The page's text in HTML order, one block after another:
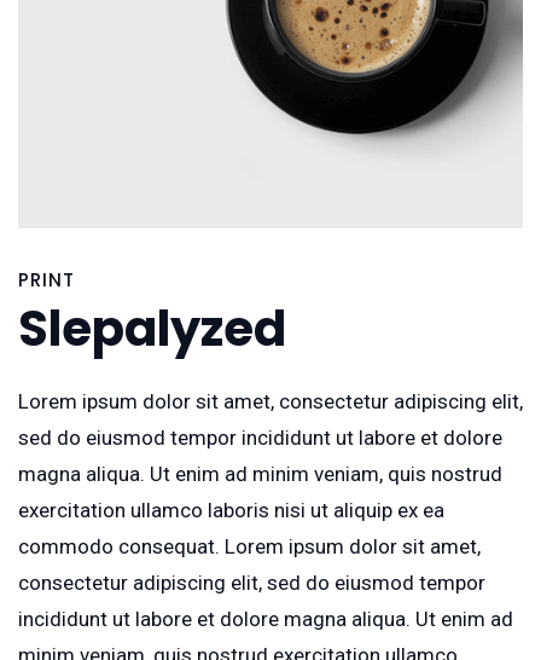
PRINT
Slepalyzed
Lorem ipsum dolor sit amet, consectetur adipiscing elit,
sed do eiusmod tempor incididunt ut labore et dolore
magna aliqua. Ut enim ad minim veniam, quis nostrud
exercitation ullamco laboris nisi ut aliquip ex ea
commodo consequat. Lorem ipsum dolor sit amet,
consectetur adipiscing elit, sed do eiusmod tempor
incididunt ut labore et dolore magna aliqua. Ut enim ad